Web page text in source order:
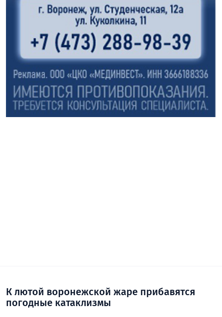
К лютой воронежской жаре прибавятся
погодные катаклизмы